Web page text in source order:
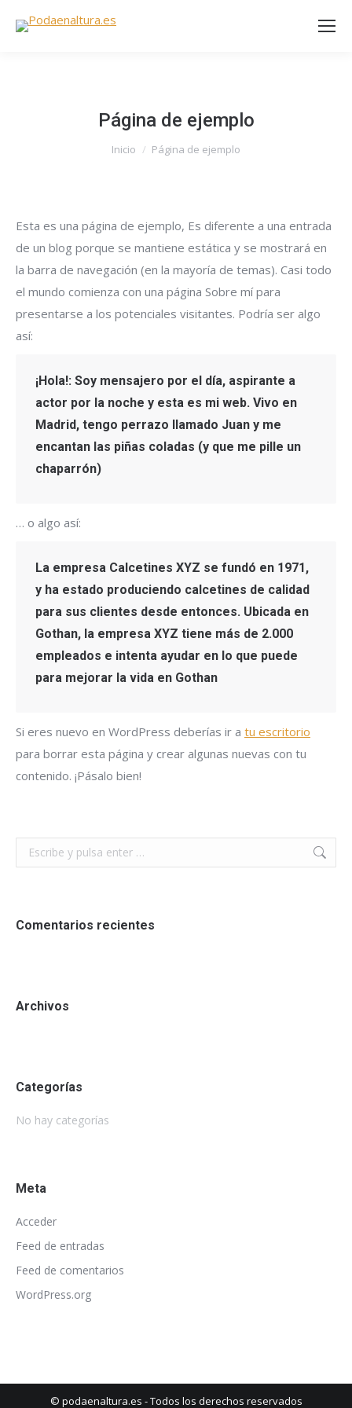
Página de ejemplo
Estás aquí:
Inicio Página de ejemplo
Esta es una página de ejemplo, Es diferente a una entrada
de un blog porque se mantiene estática y se mostrará en
la barra de navegación (en la mayoría de temas). Casi todo
el mundo comienza con una página Sobre mí para
presentarse a los potenciales visitantes. Podría ser algo
así:
¡Hola!: Soy mensajero por el día, aspirante a
actor por la noche y esta es mi web. Vivo en
Madrid, tengo perrazo llamado Juan y me
encantan las piñas coladas (y que me pille un
chaparrón)
… o algo así:
La empresa Calcetines XYZ se fundó en 1971,
y ha estado produciendo calcetines de calidad
para sus clientes desde entonces. Ubicada en
Gothan, la empresa XYZ tiene más de 2.000
empleados e intenta ayudar en lo que puede
para mejorar la vida en Gothan
Si eres nuevo en WordPress deberías ir a tu escritorio
para borrar esta página y crear algunas nuevas con tu
contenido. ¡Pásalo bien!
Buscar:
Comentarios recientes
Archivos
Categorías
No hay categorías
Meta
Acceder
Feed de entradas
Feed de comentarios
WordPress.org
© podaenaltura.es - Todos los derechos reservados